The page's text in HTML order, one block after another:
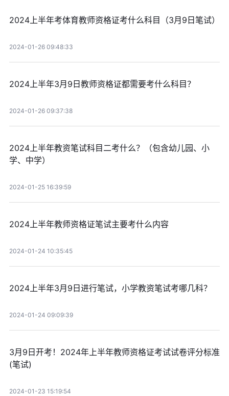
2024上半年考体育教师资格证考什么科目（3月9日笔试）
2024-01-26 09:48:33
2024上半年3月9日教师资格证都需要考什么科目？
2024-01-26 09:37:38
2024上半年教资笔试科目二考什么？（包含幼儿园、小
学、中学）
2024-01-25 16:39:59
2024上半年教师资格证笔试主要考什么内容
2024-01-24 10:35:45
2024上半年3月9日进行笔试，小学教资笔试考哪几科？
2024-01-24 09:09:39
3月9日开考！2024年上半年教师资格证考试试卷评分标准
(笔试)
2024-01-23 15:19:54